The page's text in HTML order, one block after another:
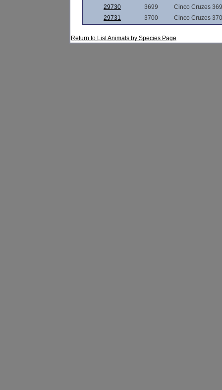
29730
3699
Cinco Cruzes
29731
3700 Cinco Cruzes
Return to List Animals by Species Page